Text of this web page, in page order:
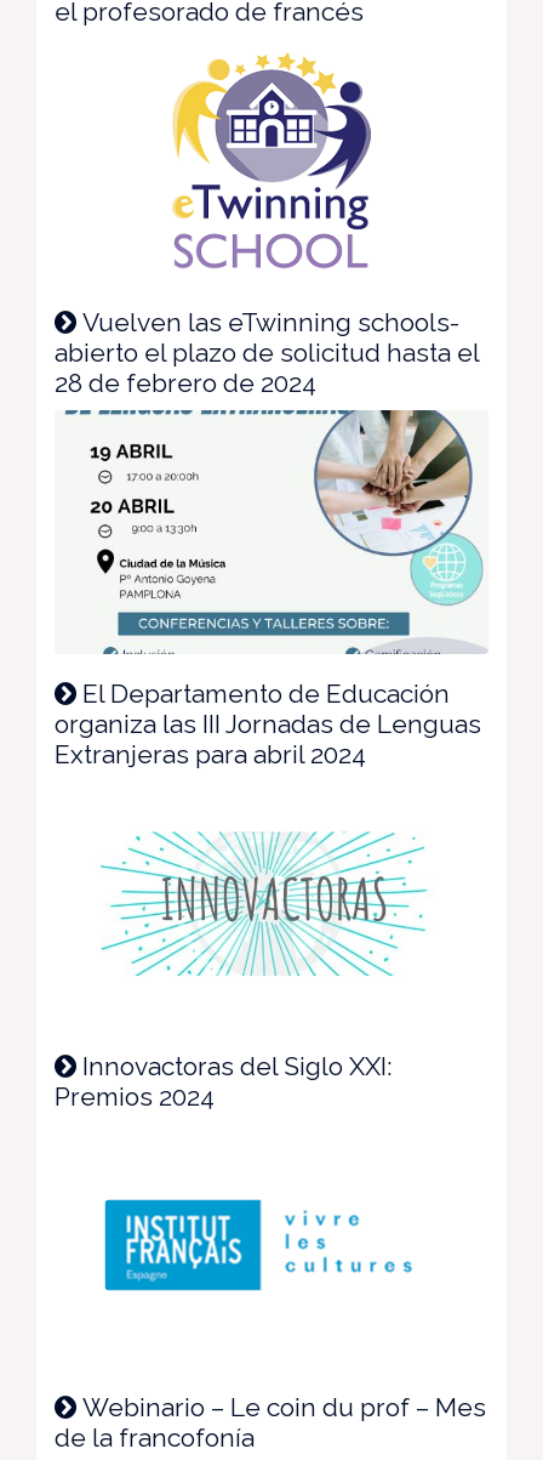
el profesorado de francés
Vuelven las eTwinning schools-
abierto el plazo de solicitud hasta el
28 de febrero de 2024
El Departamento de Educación
organiza las III Jornadas de Lenguas
Extranjeras para abril 2024
Innovactoras del Siglo XXI:
Premios 2024
Webinario – Le coin du prof – Mes
de la francofonía